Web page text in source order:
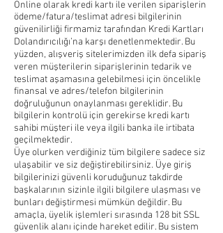
Online olarak kredi kartı ile verilen siparişlerin
ödeme/fatura/teslimat adresi bilgilerinin
güvenilirliği firmamiz tarafından Kredi Kartları
Dolandırıcılığı’na karşı denetlenmektedir. Bu
yüzden, alışveriş sitelerimizden ilk defa sipariş
veren müşterilerin siparişlerinin tedarik ve
teslimat aşamasına gelebilmesi için öncelikle
finansal ve adres/telefon bilgilerinin
doğruluğunun onaylanması gereklidir. Bu
bilgilerin kontrolü için gerekirse kredi kartı
sahibi müşteri ile veya ilgili banka ile irtibata
geçilmektedir.
Üye olurken verdiğiniz tüm bilgilere sadece siz
ulaşabilir ve siz değiştirebilirsiniz. Üye giriş
bilgilerinizi güvenli koruduğunuz takdirde
başkalarının sizinle ilgili bilgilere ulaşması ve
bunları değiştirmesi mümkün değildir. Bu
amaçla, üyelik işlemleri sırasında 128 bit SSL
güvenlik alanı içinde hareket edilir. Bu sistem